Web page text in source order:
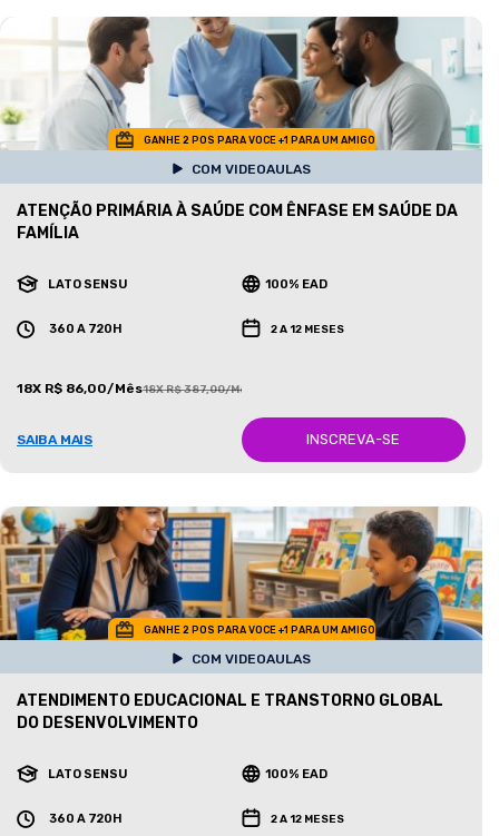
GANHE 2 POS PARA VOCE +1 PARA UM AMIGO
COM VIDEOAULAS
ATENÇÃO PRIMÁRIA À SAÚDE COM ÊNFASE EM SAÚDE DA
FAMÍLIA
LATO SENSU 100% EAD
360 A 720H 2 A 12 MESES
18X R$ 86,00/Mês18X R$ 387,00/Mês
SAIBA MAIS INSCREVA-SE
GANHE 2 POS PARA VOCE +1 PARA UM AMIGO
COM VIDEOAULAS
ATENDIMENTO EDUCACIONAL E TRANSTORNO GLOBAL
DO DESENVOLVIMENTO
LATO SENSU 100% EAD
360 A 720H 2 A 12 MESES